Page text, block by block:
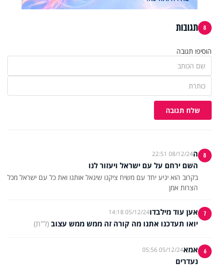
8 תגובות
הוסיפו תגובה
שלח תגובה
8 ה08/12/24 22:51
השם ירחם על עם ישראל ויעזור לנו
בקרוב הוא יגיע יחד עם משיח ציקנו שיגאל אותנו ואת כל עם ישראל מכל
הצרות אמן
7 אען עוד מילבדו05/12/24 14:18
יואו תעדכנו אתנו מה קורה זה ממש ממש עצוב (ל"ת)
6 אמא05/12/24 05:56
נעדרים